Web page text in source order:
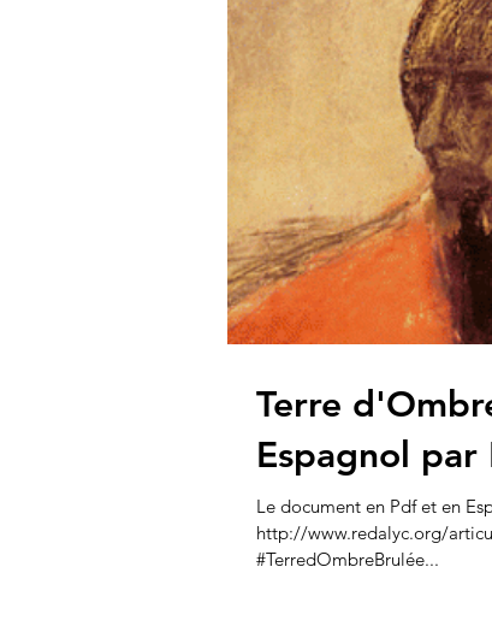
Terre
Espagnol par
Le document en Pdf et en
http://www.redalyc.org/
#TerredOmbreBrulée...